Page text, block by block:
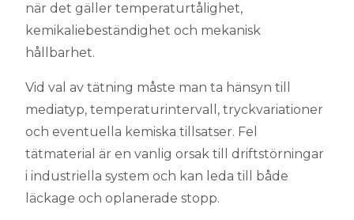
när det gäller temperaturtålighet,
kemikaliebeständighet och mekanisk
hållbarhet.
Vid val av tätning måste man ta hänsyn till
mediatyp, temperaturintervall, tryckvariationer
och eventuella kemiska tillsatser. Fel
tätmaterial är en vanlig orsak till driftstörningar
i industriella system och kan leda till både
läckage och oplanerade stopp.